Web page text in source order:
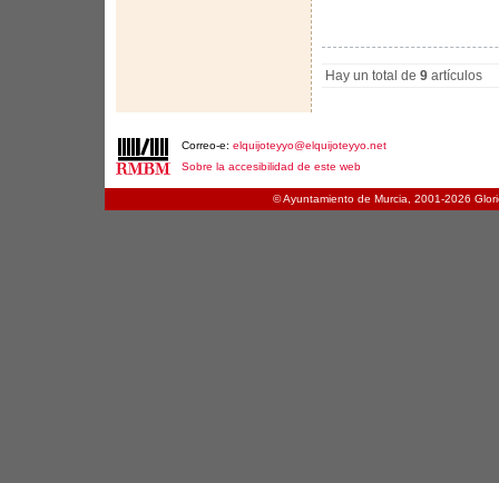
Hay un total de 9 artículos
Correo-e: elquijoteyyo@elquijoteyyo.net
Sobre la accesibilidad de este web
© Ayuntamiento de Murcia, 2001-2026